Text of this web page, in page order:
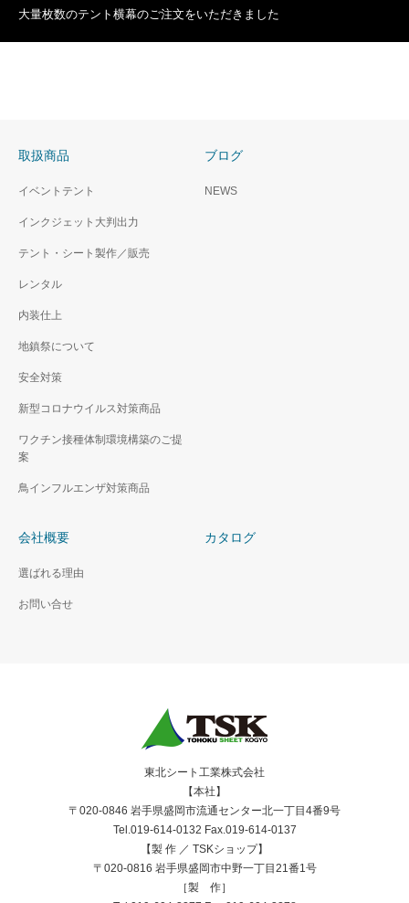
大量枚数のテント横幕のご注文をいただきました
取扱商品
イベントテント
インクジェット大判出力
テント・シート製作／販売
レンタル
内装仕上
地鎮祭について
安全対策
新型コロナウイルス対策商品
ワクチン接種体制環境構築のご提
案
鳥インフルエンザ対策商品
ブログ
NEWS
会社概要
選ばれる理由
お問い合せ
カタログ
東北シート工業株式会社
【本社】
〒020-0846 岩手県盛岡市流通センター北一丁目4番9号
Tel.019-614-0132 Fax.019-614-0137
【製 作 ／ TSKショップ】
〒020-0816 岩手県盛岡市中野一丁目21番1号
［製 作］